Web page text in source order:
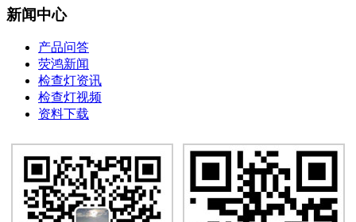
新闻中心
产品问答
荧鸿新闻
检查灯资讯
检查灯视频
资料下载